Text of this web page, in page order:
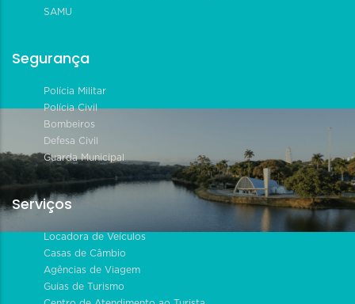
SAMU
Segurança
Polícia Militar
Polícia Civil
Bombeiros
Defesa Civil
Guarda Municipal
Serviços
Locadora de Veículos
Casas de Câmbio
Agências de Viagem
Guias de Turismo